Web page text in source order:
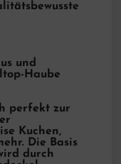
und
Haube
perfekt zur
Kuchen,
Die Basis
durch